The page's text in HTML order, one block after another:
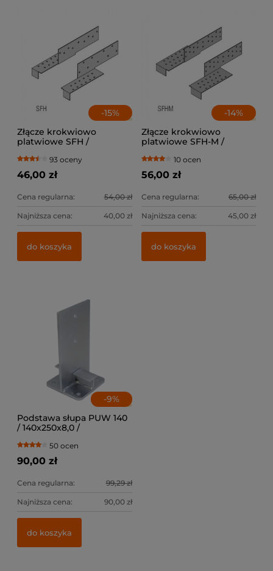
-15%
Złącze krokwiowo
platwiowe SFH /
93 oceny
46,00 zł
Cena regularna: 54,00 zł
Najniższa cena: 40,00 zł
do koszyka
-14%
Złącze krokwiowo
platwiowe SFH-M /
10 ocen
56,00 zł
Cena regularna: 65,00 zł
Najniższa cena: 45,00 zł
do koszyka
-9%
Podstawa słupa PUW 140
/ 140x250x8,0 /
50 ocen
90,00 zł
Cena regularna: 99,29 zł
Najniższa cena: 90,00 zł
do koszyka